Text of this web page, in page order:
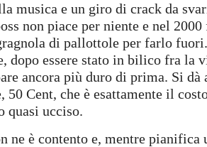
musica e un giro di crack da
non piace per niente e nel 2000
di pallottole per farlo
dopo essere stato in bilico fra la
ancora più duro di prima. Si dà
50 Cent, che è esattamente il
quasi ucciso.
ne è contento e, mentre pianifica